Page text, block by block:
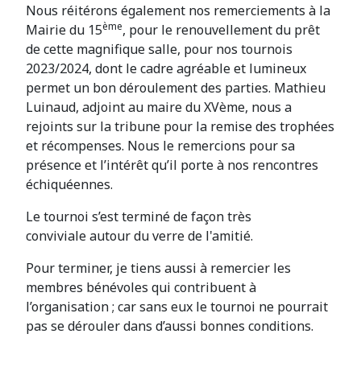
Nous réitérons également nos remerciements à la
Mairie du 15ème, pour le renouvellement du prêt
de cette magnifique salle, pour nos tournois
2023/2024, dont le cadre agréable et lumineux
permet un bon déroulement des parties. Mathieu
Luinaud, adjoint au maire du XVème, nous a
rejoints sur la tribune pour la remise des trophées
et récompenses. Nous le remercions pour sa
présence et l’intérêt qu’il porte à nos rencontres
échiquéennes.
Le tournoi s’est terminé de façon très
conviviale autour du verre de l'amitié.
Pour terminer, je tiens aussi à remercier les
membres bénévoles qui contribuent à
l’organisation ; car sans eux le tournoi ne pourrait
pas se dérouler dans d’aussi bonnes conditions.